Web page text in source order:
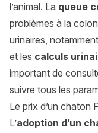
l’animal. La queue
problèmes à la
urinaires,
et les calculs
important de
suivre tous les
Le prix d’un chaton
L’adoption d’un